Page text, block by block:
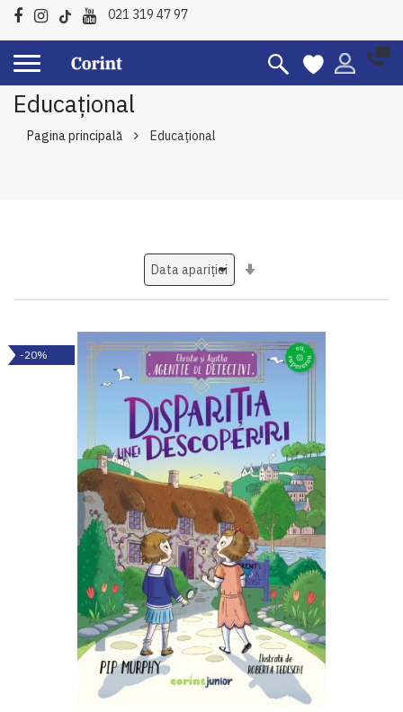
021 319 47 97
Educațional
Pagina principală Educațional
-20%